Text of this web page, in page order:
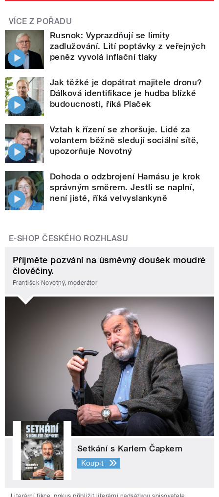
VÍCE Z POŘADU
Rusnok: Vyprazdňují se limity
zadlužování. Lití poptávky z veřejných
peněz vyvolá inflační tlaky
Jak těžké je dopátrat majitele dronu?
Dálková identifikace je hudba blízké
budoucnosti, říká Plaček
Vztah k řízení se zhoršuje. Lidé za
volantem běžně sledují sociální sítě,
upozorňuje Novotný
Dohoda o odzbrojení Hamásu je krok
správným směrem. Jestli se naplní,
není jisté, říká velvyslankyně
E-SHOP ČESKÉHO ROZHLASU
Přijměte pozvání na úsměvný doušek moudré
člověčiny.
František Novotný, moderátor
Setkání s Karlem Čapkem
Koupit